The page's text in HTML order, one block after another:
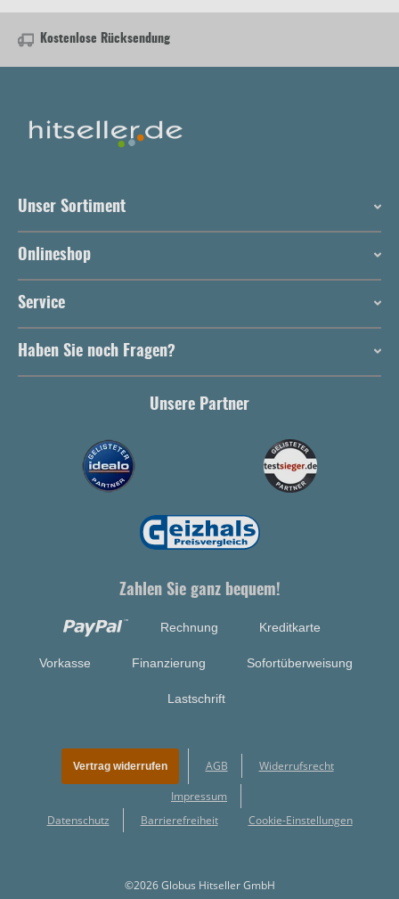
Kostenlose Rücksendung
Unser Sortiment
Onlineshop
Service
Haben Sie noch Fragen?
Unsere Partner
Zahlen Sie ganz bequem!
Rechnung Kreditkarte
Vorkasse Finanzierung Sofortüberweisung
Lastschrift
©2026 Globus Hitseller GmbH
Vertrag widerrufen AGB Widerrufsrecht
Impressum
Datenschutz
Barrierefreiheit Cookie-Einstellungen